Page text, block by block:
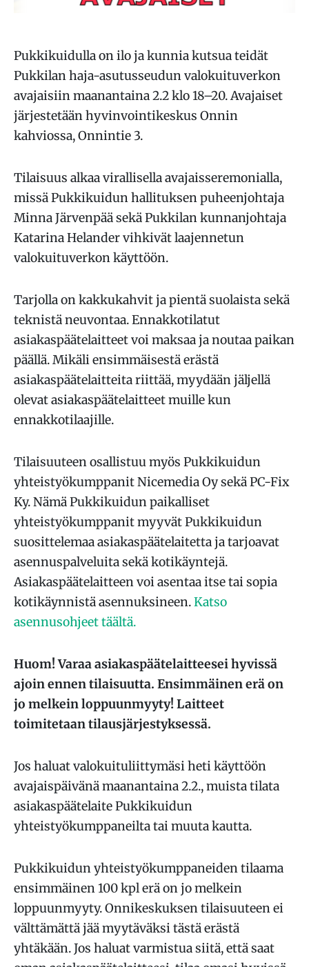
Pukkikuidulla on ilo ja kunnia kutsua teidät
Pukkilan haja-asutusseudun valokuituverkon
avajaisiin maanantaina 2.2 klo 18–20. Avajaiset
järjestetään hyvinvointikeskus Onnin
kahviossa, Onnintie 3.
Tilaisuus alkaa virallisella avajaisseremonialla,
missä Pukkikuidun hallituksen puheenjohtaja
Minna Järvenpää sekä Pukkilan kunnanjohtaja
Katarina Helander vihkivät laajennetun
valokuituverkon käyttöön.
Tarjolla on kakkukahvit ja pientä suolaista sekä
teknistä neuvontaa. Ennakkotilatut
asiakaspäätelaitteet voi maksaa ja noutaa paikan
päällä. Mikäli ensimmäisestä erästä
asiakaspäätelaitteita riittää, myydään jäljellä
olevat asiakaspäätelaitteet muille kun
ennakkotilaajille.
Tilaisuuteen osallistuu myös Pukkikuidun
yhteistyökumppanit Nicemedia Oy sekä PC-Fix
Ky. Nämä Pukkikuidun paikalliset
yhteistyökumppanit myyvät Pukkikuidun
suosittelemaa asiakaspäätelaitetta ja tarjoavat
asennuspalveluita sekä kotikäyntejä.
Asiakaspäätelaitteen voi asentaa itse tai sopia
kotikäynnistä asennuksineen.Katso
asennusohjeet täältä.
Huom! Varaa asiakaspäätelaitteesei hyvissä
ajoin ennen tilaisuutta. Ensimmäinen erä on
jo melkein loppuunmyyty! Laitteet
toimitetaan tilausjärjestyksessä.
Jos haluat valokuituliittymäsi heti käyttöön
avajaispäivänä maanantaina 2.2., muista tilata
asiakaspäätelaite Pukkikuidun
yhteistyökumppaneilta tai muuta kautta.
Pukkikuidun yhteistyökumppaneiden tilaama
ensimmäinen 100 kpl erä on jo melkein
loppuunmyyty. Onnikeskuksen tilaisuuteen ei
välttämättä jää myytäväksi tästä erästä
yhtäkään. Jos haluat varmistua siitä, että saat